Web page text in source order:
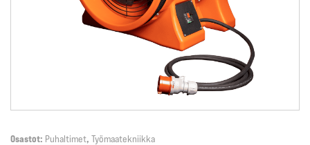
Osastot: Puhaltimet, Työmaatekniikka